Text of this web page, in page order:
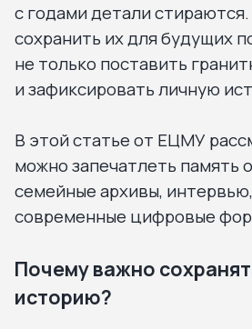
с годами детали
сохранить их для будущих
не только поставить
и зафиксировать личную
В этой статье от ЕЦМУ
можно запечатлеть память
семейные архивы,
современные цифровые
Почему важно
историю?